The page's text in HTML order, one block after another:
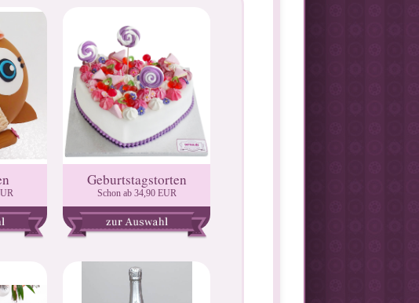
Geburtstagstorten
Schon ab 34,90 EUR